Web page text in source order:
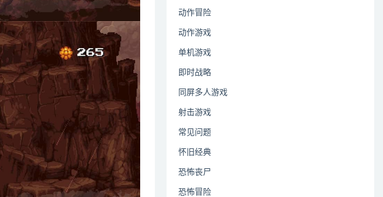
动作冒险
动作游戏
单机游戏
即时战略
同屏多人游戏
射击游戏
常见问题
怀旧经典
恐怖丧尸
恐怖冒险